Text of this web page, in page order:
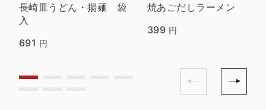
長崎皿うどん・揚麺 袋
入
691 円
焼あごだしラーメン
399 円